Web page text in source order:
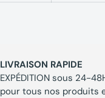
LIVRAISON RAPIDE
EXPÉDITION sous 24-
pour tous nos produits